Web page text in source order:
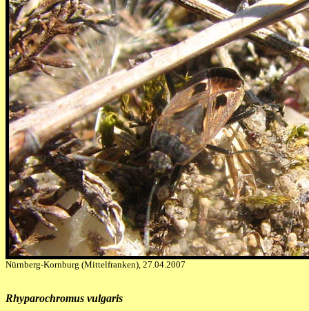
Nürnberg-Kornburg (Mittelfranken), 27.04.2007
Rhyparochromus vulgaris